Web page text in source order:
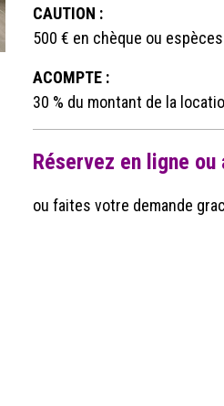
CAUTION :
500 € en chèque ou espèces
ACOMPTE :
30 % du montant de la
Réservez en ligne ou
ou faites votre demande